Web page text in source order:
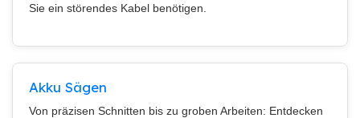
Sie ein störendes Kabel benötigen.
Akku Sägen
Von präzisen Schnitten bis zu groben Arbeiten: Entdecken